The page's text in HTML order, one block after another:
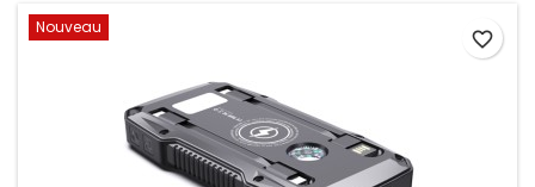
Nouveau
favorite_border